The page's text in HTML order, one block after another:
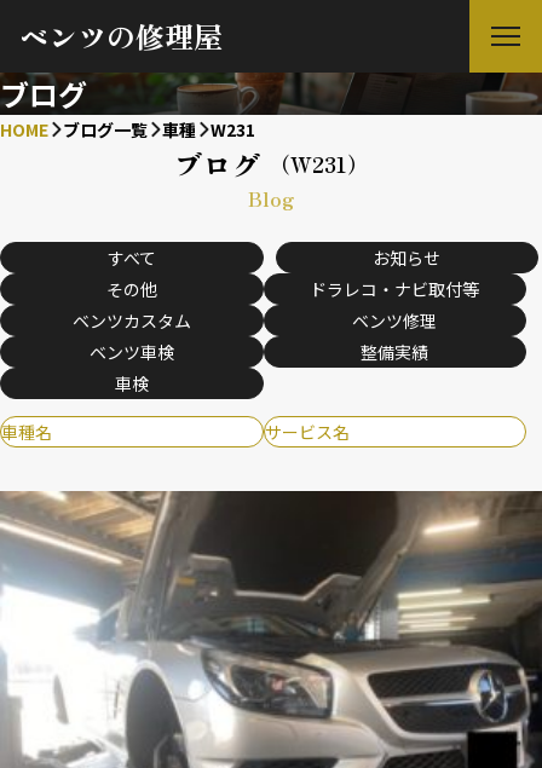
ベンツの修理屋
ブログ
HOME ブログ一覧 車種 W231
ブログ （W231）
Blog
すべて
お知らせ
その他
ドラレコ・ナビ取付等
ベンツカスタム
ベンツ修理
ベンツ車検
整備実績
車検